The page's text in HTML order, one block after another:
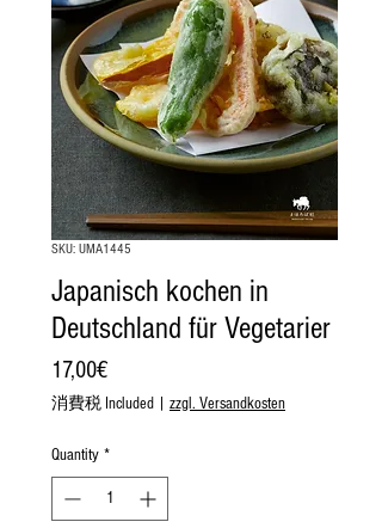
SKU: UMA1445
Japanisch kochen in
Deutschland für Vegetarier
17,00€Price
消費税 Included zzgl. Versandkosten
Quantity *